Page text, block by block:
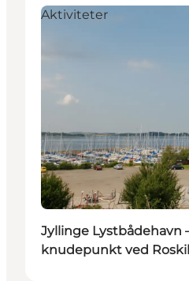
Aktiviteter
Jyllinge Lystbådehavn
knudepunkt ved